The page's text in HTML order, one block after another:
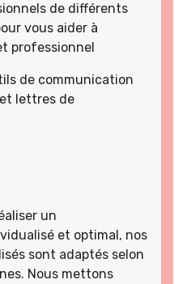
de différents
vous aider à
professionnel
de communication
lettres de
un
et optimal, nos
sont adaptés selon
Nous mettons